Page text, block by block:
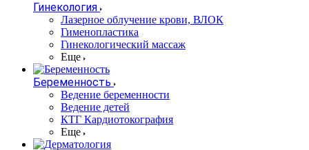
Гинекология
Лазерное облучение крови, ВЛОК
Гименопластика
Гинекологический массаж
Еще
Беременность
Ведение беременности
Ведение детей
КТГ Кардиотокография
Еще